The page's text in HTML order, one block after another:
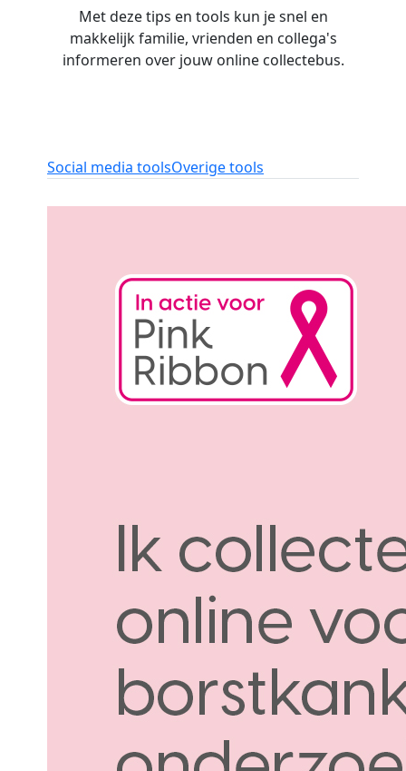
Met deze tips en tools kun je snel en
makkelijk familie, vrienden en collega's
informeren over jouw online collectebus.
Social media toolsOverige tools